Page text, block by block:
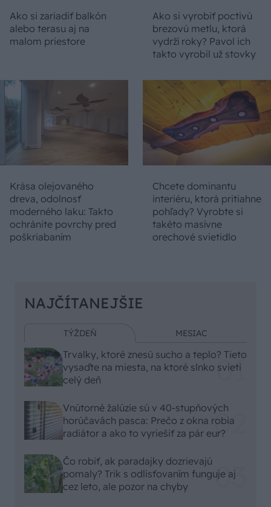
Ako si zariadiť balkón
alebo terasu aj na
malom priestore
Ako si vyrobiť poctivú
brezovú metlu, ktorá
vydrží roky? Pavol ich
takto vyrobil už stovky
Krása olejovaného
dreva, odolnosť
moderného laku: Takto
ochránite povrchy pred
poškriabaním
Chcete dominantu
interiéru, ktorá pritiahne
pohľady? Vyrobte si
takéto masívne
orechové svietidlo
NAJČÍTANEJŠIE
TÝŽDEŇ MESIAC
Trvalky, ktoré znesú sucho a teplo? Tieto
vysaďte na miesta, na ktoré slnko svieti
celý deň
Vnútorné žalúzie sú v 40-stupňových
horúčavách pasca: Prečo z okna robia
radiátor a ako to vyriešiť za pár eur?
Čo robiť, ak paradajky dozrievajú
pomaly? Trik s odlisťovaním funguje aj
cez leto, ale pozor na chyby